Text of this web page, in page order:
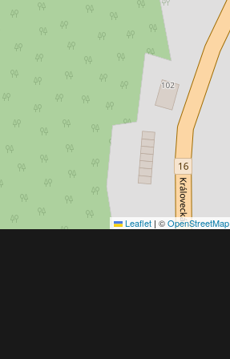
Leaflet | ©OpenStreetMap